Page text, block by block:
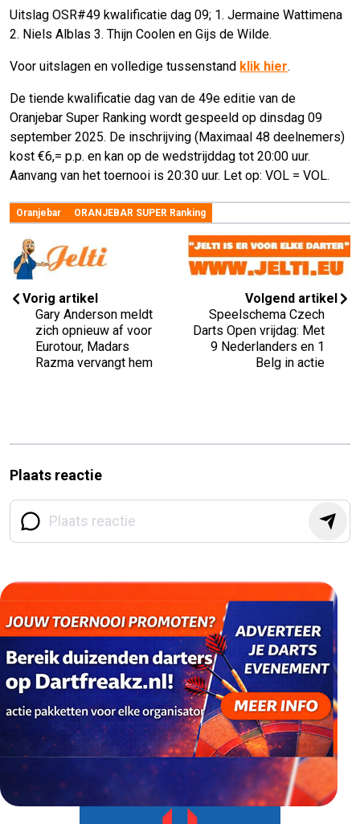
Uitslag OSR#49 kwalificatie dag 09; 1. Jermaine Wattimena
2. Niels Alblas 3. Thijn Coolen en Gijs de Wilde.
Voor uitslagen en volledige tussenstand klik hier.
De tiende kwalificatie dag van de 49e editie van de
Oranjebar Super Ranking wordt gespeeld op dinsdag 09
september 2025. De inschrijving (Maximaal 48 deelnemers)
kost €6,= p.p. en kan op de wedstrijddag tot 20:00 uur.
Aanvang van het toernooi is 20:30 uur. Let op: VOL = VOL.
Oranjebar ORANJEBAR SUPER Ranking
Vorig artikel
Gary Anderson meldt
zich opnieuw af voor
Eurotour, Madars
Razma vervangt hem
Volgend artikel
Speelschema Czech
Darts Open vrijdag: Met
9 Nederlanders en 1
Belg in actie
Plaats reactie